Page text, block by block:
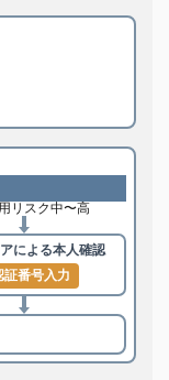
リスク中〜高
による本人確認
証番号入力